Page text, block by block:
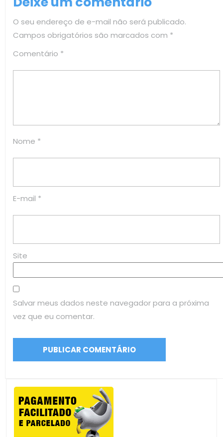
O seu endereço de e-mail não será publicado.
Campos obrigatórios são marcados com *
Comentário *
Nome *
E-mail *
Site
Salvar meus dados neste navegador para a próxima
vez que eu comentar.